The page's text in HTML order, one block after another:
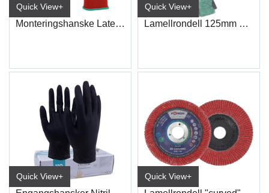
Quick View+
Monteringshanske Latex ECO
Quick View+
Lamellrondell 125mm Cool Vision 60k
Quick View+ Quick View+